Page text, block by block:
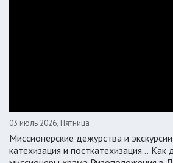
03 июль 2026, Пятница
Миссионерские дежурства и
катехизация и посткатехизация… Как